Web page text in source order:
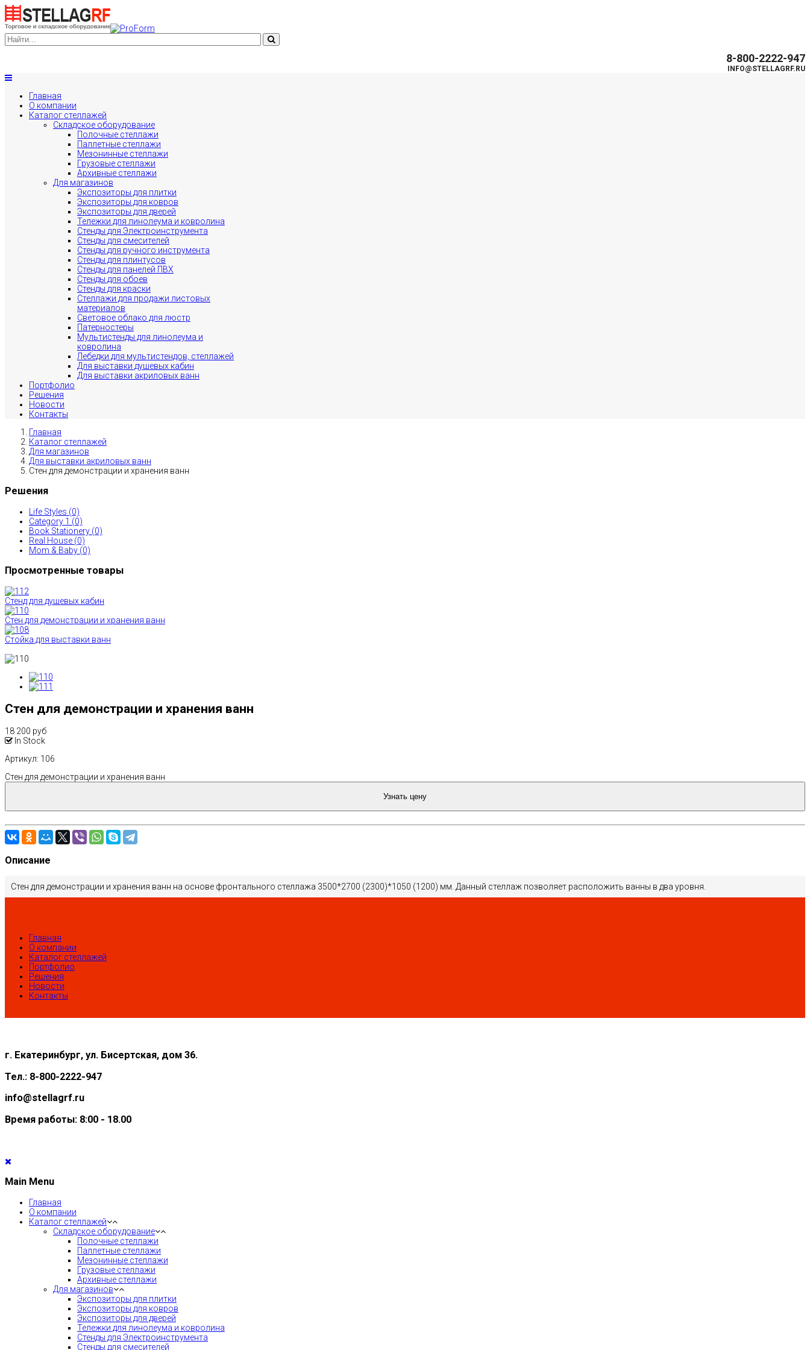
8-800-2222-947
INFO@STELLAGRF.RU
Главная
О компании
Каталог стеллажей
Складское оборудование
Полочные стеллажи
Паллетные стеллажи
Мезонинные стеллажи
Грузовые стеллажи
Архивные стеллажи
Для магазинов
Экспозиторы для плитки
Экспозиторы для ковров
Экспозиторы для дверей
Тележки для линолеума и ковролина
Стенды для Электроинструмента
Стенды для смесителей
Стенды для ручного инструмента
Стенды для плинтусов
Стенды для панелей ПВХ
Стенды для обоев
Стенды для краски
Стеллажи для продажи листовых
материалов
Световое облако для люстр
Патерностеры
Мультистенды для линолеума и
ковролина
Лебедки для мультистендов, стеллажей
Для выставки душевых кабин
Для выставки акриловых ванн
Портфолио
Решения
Новости
Контакты
Главная
Каталог стеллажей
Для магазинов
Для выставки акриловых ванн
Стен для демонстрации и хранения ванн
Решения
Life Styles (0)
Category 1 (0)
Book Stationery (0)
Real House (0)
Mom & Baby (0)
Просмотренные товары
Стенд для душевых кабин
Стен для демонстрации и хранения ванн
Стойка для выставки ванн
Стен для демонстрации и хранения ванн
18 200 руб
In Stock
Артикул: 106
Стен для демонстрации и хранения ванн
Узнать цену
Описание
Стен для демонстрации и хранения ванн на основе фронтального стеллажа 3500*2700 (2300)*1050 (1200) мм. Данный стеллаж позволяет расположить ванны в два уровня.
Главная
О компании
Каталог стеллажей
Портфолио
Решения
Новости
Контакты
г. Екатеринбург, ул. Бисертская, дом 36.
Тел.: 8-800-2222-947
info@stellagrf.ru
Время работы: 8:00 - 18.00
Main Menu
Главная
О компании
Каталог стеллажей
Складское оборудование
Полочные стеллажи
Паллетные стеллажи
Мезонинные стеллажи
Грузовые стеллажи
Архивные стеллажи
Для магазинов
Экспозиторы для плитки
Экспозиторы для ковров
Экспозиторы для дверей
Тележки для линолеума и ковролина
Стенды для Электроинструмента
Стенды для смесителей